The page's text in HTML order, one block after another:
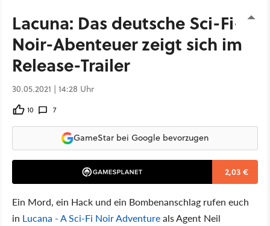
Lacuna: Das deutsche Sci-Fi-
Noir-Abenteuer zeigt sich im
Release-Trailer
30.05.2021 | 14:28 Uhr
10 7
GameStar bei Google bevorzugen
2,03 €
Ein Mord, ein Hack und ein Bombenanschlag rufen euch
in Lucana - A Sci-Fi Noir Adventureals Agent Neil